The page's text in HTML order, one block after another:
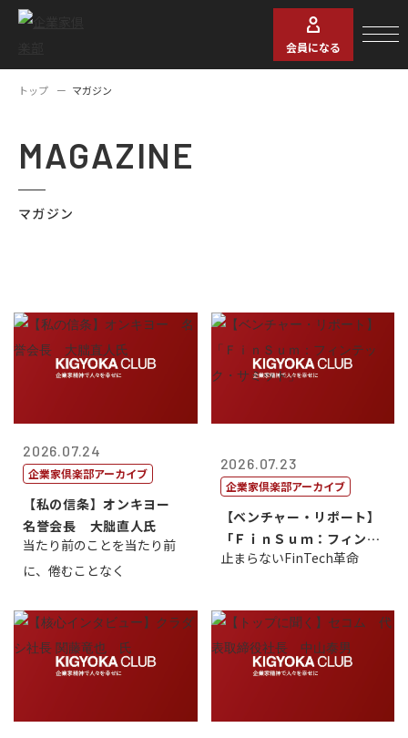
会員になる
トップ マガジン
MAGAZINE
マガジン
2026.07.24
企業家倶楽部アーカイブ
【私の信条】オンキヨー
名誉会長 大朏直人氏
当たり前のことを当たり前
に、倦むことなく
2026.07.23
企業家倶楽部アーカイブ
【ベンチャー・リポート】
「ＦｉｎＳｕｍ：フィンテ
ック・サミッ...
止まらないFinTech革命